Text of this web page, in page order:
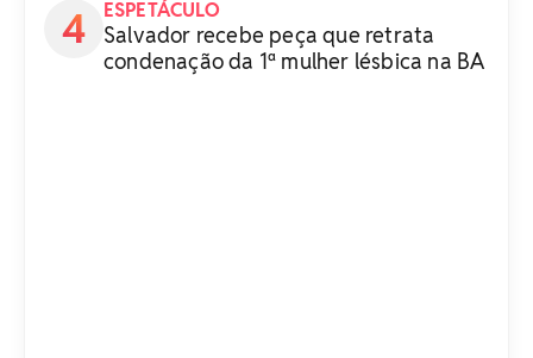
ESPETÁCULO
Salvador recebe peça que retrata
condenação da 1ª mulher lésbica na BA